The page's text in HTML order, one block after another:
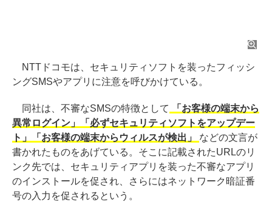
NTTドコモは、セキュリティソフトを装ったフィッシ
ングSMSやアプリに注意を呼びかけている。
同社は、不審なSMSの特徴として
「お客様の端末から
異常ログイン」「必ずセキュリティソフトをアップデー
ト」「お客様の端末からウィルスが検出」 などの文言が
書かれたものをあげている。そこに記載されたURLのリ
ンク先では、セキュリティアプリを装った不審なアプリ
のインストールを促され、さらにはネットワーク暗証番
号の入力を促されるという。